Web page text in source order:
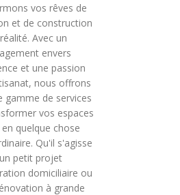
vos rêves de
et de construction
Avec un
envers
et une passion
nous offrons
gamme de services
vos espaces
en quelque chose
Qu'il s'agisse
petit projet
domiciliaire ou
à grande